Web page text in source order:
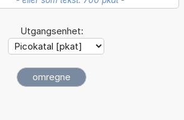
Utgangsenhet: